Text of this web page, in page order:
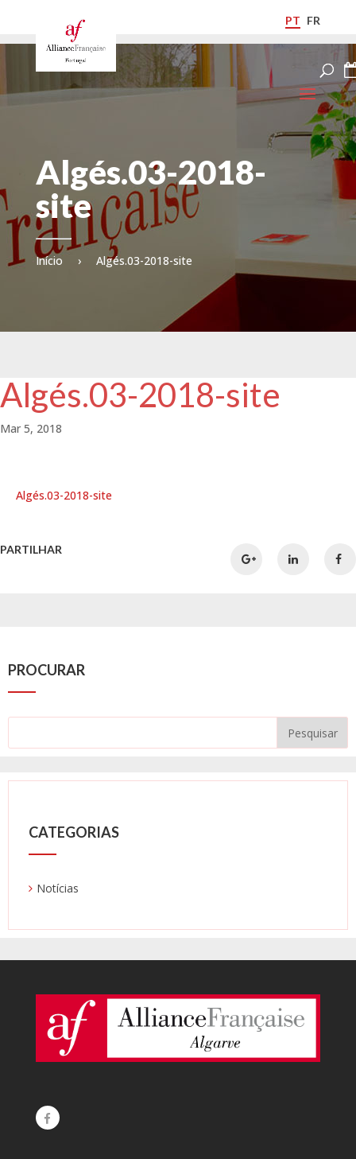
PT FR
Algés.03-2018-
site
Início › Algés.03-2018-site
Algés.03-2018-site
Mar 5, 2018
Algés.03-2018-site
PARTILHAR
PROCURAR
CATEGORIAS
Notícias